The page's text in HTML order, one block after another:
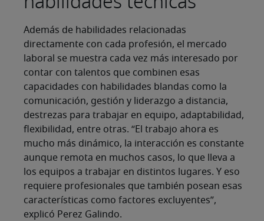
Además de habilidades relacionadas
directamente con cada profesión, el mercado
laboral se muestra cada vez más interesado por
contar con talentos que combinen esas
capacidades con habilidades blandas como la
comunicación, gestión y liderazgo a distancia,
destrezas para trabajar en equipo, adaptabilidad,
flexibilidad, entre otras. “El trabajo ahora es
mucho más dinámico, la interacción es constante
aunque remota en muchos casos, lo que lleva a
los equipos a trabajar en distintos lugares. Y eso
requiere profesionales que también posean esas
características como factores excluyentes”,
explicó Perez Galindo.